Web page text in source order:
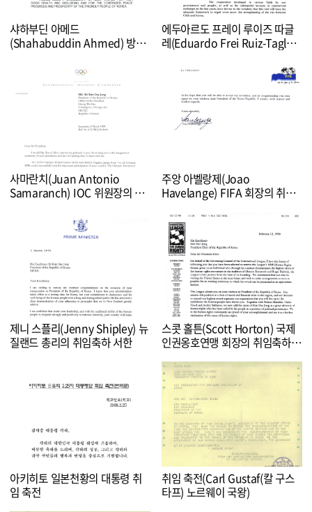
샤하부딘 아메드
(Shahabuddin Ahmed) 방글
(Sheikh Hasina)
에두아르도 프레이 루이즈 따글
레(Eduardo Frei Ruiz-Tagle)
초청 서한
사마란치(Juan Antonio
Samaranch) IOC 위원장의 취
주앙 아벨랑제(Joao
Havelange) FIFA 회장의 취임
청 서한
제니 스플리(Jenny Shipley) 뉴
질랜드 총리의 취임축하 서한
스콧 홀튼(Scott Horton) 국제
인권옹호연맹 회장의 취임축하
아키히토 일본천황의 대통령 취
임 축전
취임 축전(Carl Gustaf(칼 구스
타프) 노르웨이 국왕)